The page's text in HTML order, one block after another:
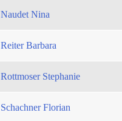
Naudet Nina
Reiter Barbara
Rottmoser Stephanie
Schachner Florian